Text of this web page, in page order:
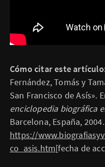
Cómo citar este
Fernández, Tomás y
San Francisco de Asís».
enciclopedia biográfica
Barcelona, España,
https://
co_asis.htm[fecha de